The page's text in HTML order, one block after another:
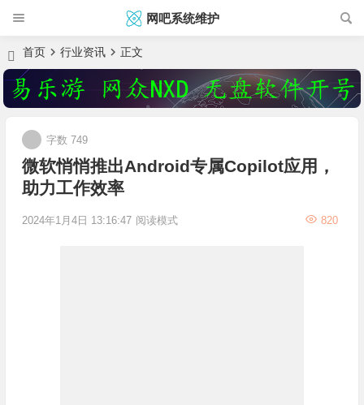
网吧系统维护
首页 行业资讯 正文
微软悄悄推出Android专属Copilot应用，
助力工作效率
2024年1月4日 13:16:47 820
字数 749
阅读模式